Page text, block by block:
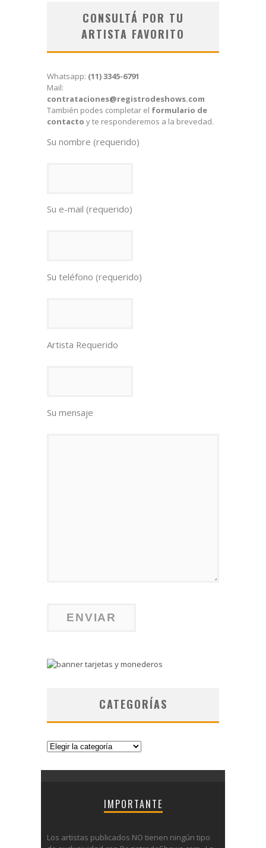
CONSULTÁ POR TU
ARTISTA FAVORITO
Whatsapp: (11) 3345-6791
Mail:
contrataciones@registrodeshows.com
También podes completar el formulario de
contacto y te responderemos a la brevedad.
Su nombre (requerido)
Su e-mail (requerido)
Su teléfono (requerido)
Artista Requerido
Su mensaje
CATEGORÍAS
Categorías
IMPORTANTE
Los artistas publicados NO tienen ningún tipo